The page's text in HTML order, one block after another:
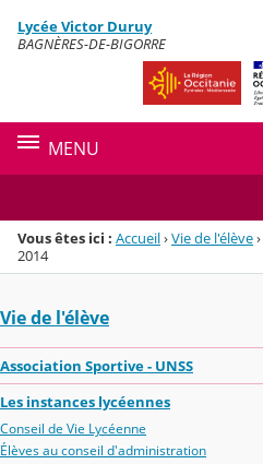
Menu de la rubrique
Contenu
Lycée Victor Duruy
BAGNÈRES-DE-BIGORRE
MENU
Vous êtes ici : Accueil›Vie de l'élève›
2014
Vie de l'élève
Association Sportive - UNSS
Les instances lycéennes
Conseil de Vie Lycéenne
Élèves au conseil d'administration